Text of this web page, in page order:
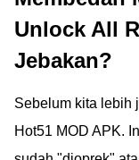
Unlock All
Jebakan?
Sebelum kita lebih
Hot51 MOD APK.